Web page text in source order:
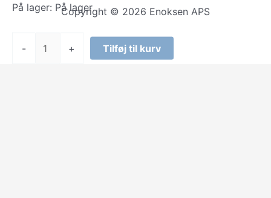
Copyright © 2026 Enoksen APS
På lager: På lager
- + Tilføj til kurv